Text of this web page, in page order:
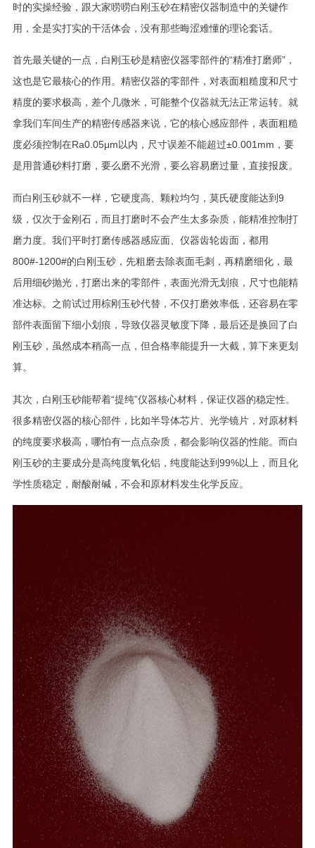
时的实操经验，跟大家唠唠白刚玉砂在精密仪器制造中的关键作
用，全是实打实的干活体会，没有那些晦涩难懂的理论套话。
首先最关键的一点，白刚玉砂是精密仪器零部件的“精准打磨师”，
这也是它最核心的作用。精密仪器的零部件，对表面粗糙度和尺寸
精度的要求极高，差个几微米，可能整个仪器就无法正常运转。就
拿我们车间生产的精密传感器来说，它的核心感应部件，表面粗糙
度必须控制在Ra0.05μm以内，尺寸误差不能超过±0.001mm，要
是用普通砂料打磨，要么磨不光滑，要么容易磨过量，直接报废。
而白刚玉砂就不一样，它硬度高、颗粒均匀，莫氏硬度能达到9
级，仅次于金刚石，而且打磨时不会产生太多杂质，能精准控制打
磨力度。我们平时打磨传感器感应面、仪器齿轮齿面，都用
800#-1200#的白刚玉砂，先粗磨去除表面毛刺，再精磨细化，最
后用细砂抛光，打磨出来的零部件，表面光滑无划痕，尺寸也能精
准达标。之前试过用棕刚玉砂代替，不仅打磨效率低，还容易在零
部件表面留下细小划痕，导致仪器灵敏度下降，最后还是换回了白
刚玉砂，虽然成本稍高一点，但合格率能提升一大截，算下来更划
算。
其次，白刚玉砂能帮着“提纯”仪器核心材料，保证仪器的稳定性。
很多精密仪器的核心部件，比如半导体芯片、光学镜片，对原材料
的纯度要求极高，哪怕有一点点杂质，都会影响仪器的性能。而白
刚玉砂的主要成分是高纯度氧化铝，纯度能达到99%以上，而且化
学性质稳定，耐酸耐碱，不会和原材料发生化学反应。